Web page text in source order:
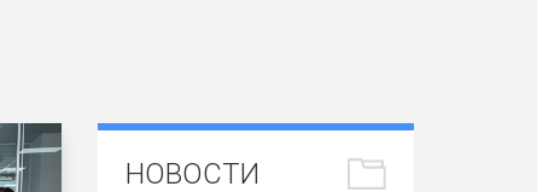
НОВОСТИ